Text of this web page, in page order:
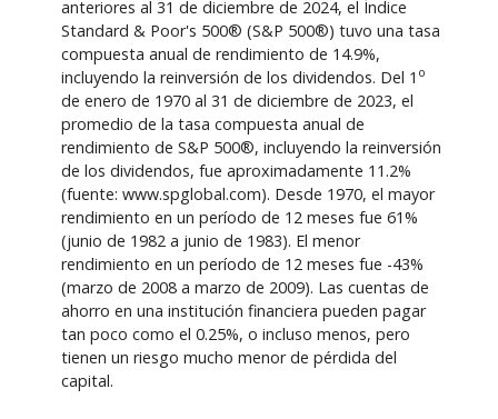
anteriores al 31 de diciembre de 2024, el Índice
Standard & Poor's 500® (S&P 500®) tuvo una tasa
compuesta anual de rendimiento de 14.9%,
incluyendo la reinversión de los dividendos. Del 1 o
de enero de 1970 al 31 de diciembre de 2023, el
promedio de la tasa compuesta anual de
rendimiento de S&P 500®, incluyendo la reinversión
de los dividendos, fue aproximadamente 11.2%
(fuente: www.spglobal.com). Desde 1970, el mayor
rendimiento en un período de 12 meses fue 61%
(junio de 1982 a junio de 1983). El menor
rendimiento en un período de 12 meses fue -43%
(marzo de 2008 a marzo de 2009). Las cuentas de
ahorro en una institución financiera pueden pagar
tan poco como el 0.25%, o incluso menos, pero
tienen un riesgo mucho menor de pérdida del
capital.